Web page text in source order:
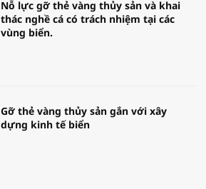
Nỗ lực gỡ thẻ vàng thủy sản và khai
thác nghề cá có trách nhiệm tại các
vùng biển.
Gỡ thẻ vàng thủy sản gắn với xây
dựng kinh tế biển